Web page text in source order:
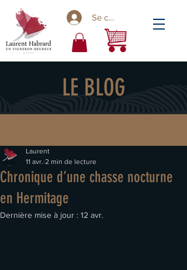
Se connecter
LE BLOG
Chronique d’une chasse nocturne
en Hermitage
Laurent
11 avr. 2 min de lecture
Dernière mise à jour : 12 avr.